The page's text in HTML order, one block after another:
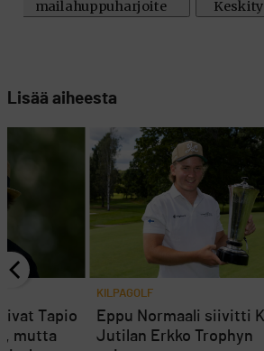
Lisää aiheesta
KILPAGOLF
Eppu Normaali siivitti
Jutilan Erkko Trophyn
Tapio
mutta